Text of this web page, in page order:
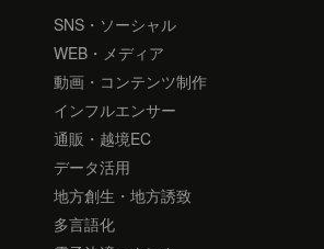
SNS・ソーシャル
WEB・メディア
動画・コンテンツ制作
インフルエンサー
通販・越境EC
データ活用
地方創生・地方誘致
多言語化